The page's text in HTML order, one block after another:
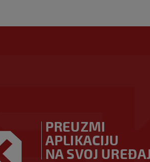
PREUZMI
APLIKACIJU
NA SVOJ